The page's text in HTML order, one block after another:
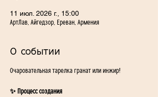
11 июл. 2026 г., 15:00
АртЛав, Айгедзор, Ереван, Армения
О событии
Очаровательная тарелка гранат или инжир!
✨ Процесс создания